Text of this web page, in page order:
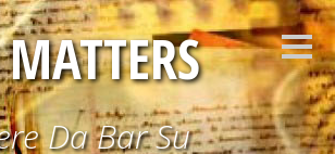
Da Bar Su
Barra